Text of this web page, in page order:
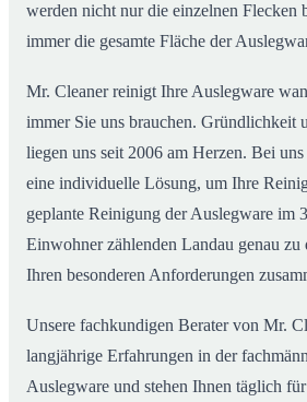
werden nicht nur die einzelnen Flecken
immer die gesamte Fläche der
Mr. Cleaner reinigt Ihre Auslegware
immer Sie uns brauchen. Gründlichkeit
liegen uns seit 2006 am Herzen. Bei
eine individuelle Lösung, um Ihre
geplante Reinigung der Auslegware im
Einwohner zählenden Landau genau
Ihren besonderen Anforderungen
Unsere fachkundigen Berater von Mr.
langjährige Erfahrungen in der
Auslegware und stehen Ihnen täglich